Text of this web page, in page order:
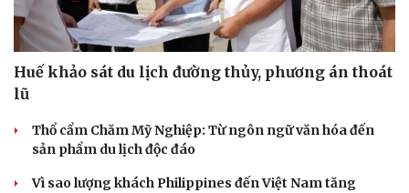
Huế khảo sát du lịch đường thủy, phương án thoát
lũ
Thổ cẩm Chăm Mỹ Nghiệp: Từ ngôn ngữ văn hóa đến
sản phẩm du lịch độc đáo
Vì sao lượng khách Philippines đến Việt Nam tăng